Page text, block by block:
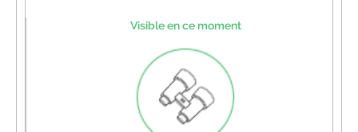
Visible en ce moment